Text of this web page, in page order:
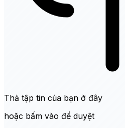
Thả tập tin của bạn ở đây
hoặc bấm vào để duyệt